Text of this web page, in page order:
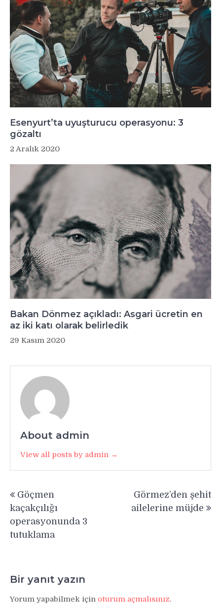
Esenyurt’ta uyuşturucu operasyonu: 3
gözaltı
2 Aralık 2020
Bakan Dönmez açıkladı: Asgari ücretin en
az iki katı olarak belirledik
29 Kasım 2020
About admin
View all posts by admin →
gezinmesi
Göçmen
kaçakçılığı
operasyonunda 3
tutuklama
Görmez’den şehit
ailelerine müjde
Bir yanıt yazın
Yorum yapabilmek için oturum açmalısınız.